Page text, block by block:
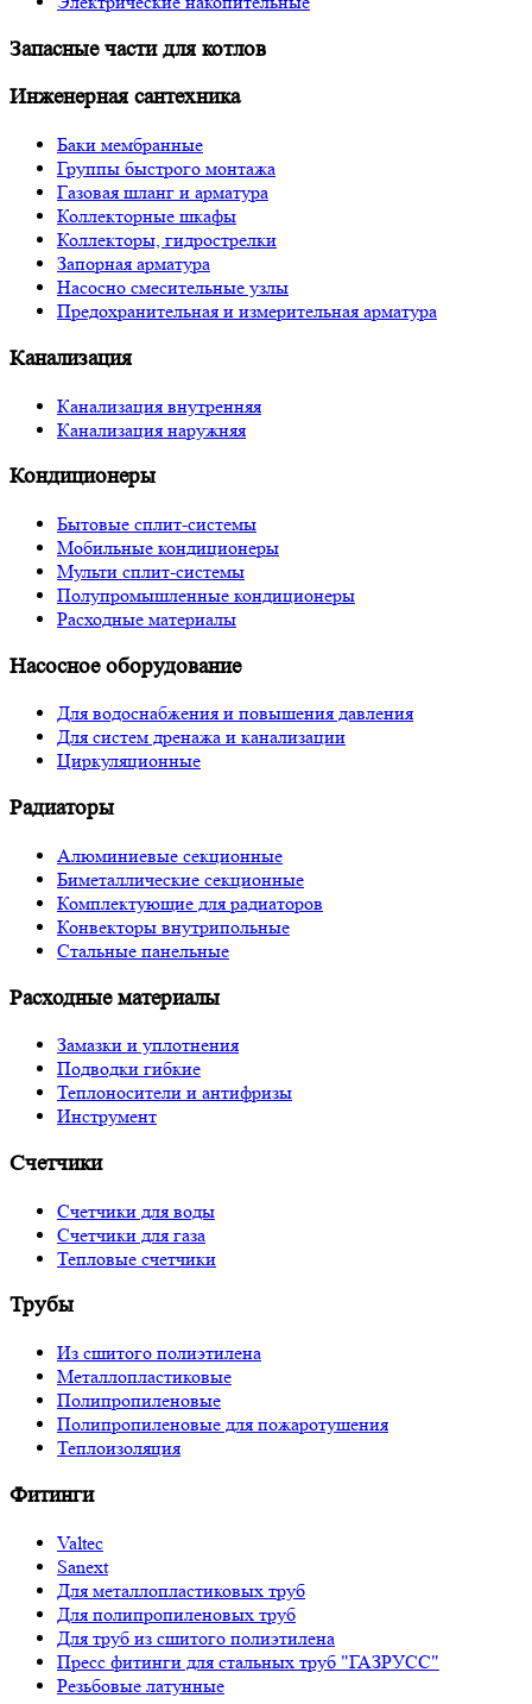
Запасные части для котлов
Инженерная сантехника
Баки мембранные
Группы быстрого монтажа
Газовая шланг и арматура
Коллекторные шкафы
Коллекторы, гидрострелки
Запорная арматура
Насосно смесительные узлы
Предохранительная и измерительная арматура
Канализация
Канализация внутренняя
Канализация наружняя
Кондиционеры
Бытовые сплит-системы
Мобильные кондиционеры
Мульти сплит-системы
Полупромышленные кондиционеры
Расходные материалы
Насосное оборудование
Для водоснабжения и повышения давления
Для систем дренажа и канализации
Циркуляционные
Радиаторы
Алюминиевые секционные
Биметаллические секционные
Комплектующие для радиаторов
Конвекторы внутрипольные
Стальные панельные
Расходные материалы
Замазки и уплотнения
Подводки гибкие
Теплоносители и антифризы
Инструмент
Счетчики
Счетчики для воды
Счетчики для газа
Тепловые счетчики
Трубы
Из сшитого полиэтилена
Металлопластиковые
Полипропиленовые
Полипропиленовые для пожаротушения
Теплоизоляция
Фитинги
Valtec
Sanext
Для металлопластиковых труб
Для полипропиленовых труб
Для труб из сшитого полиэтилена
Пресс фитинги для стальных труб "ГАЗРУСС"
Резьбовые латунные